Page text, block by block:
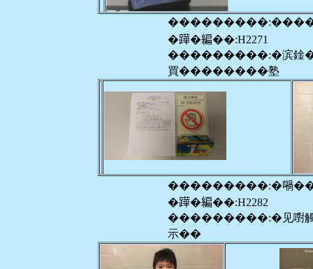
�𨅯�編��:H2271
���������:�滨鍂
買��������塾
�𨅯�編��:H2282
���������:�见嚉
示��